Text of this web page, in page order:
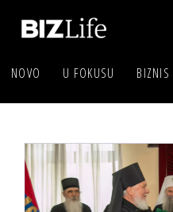
NOVO U FOKUSU BIZNIS